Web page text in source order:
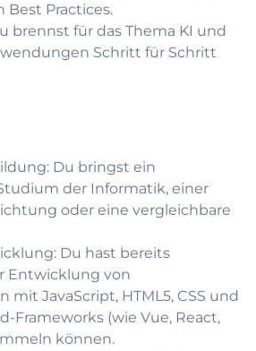
Best Practices.
brennst für das Thema KI und
Schritt für Schritt
Du bringst ein
der Informatik, einer
oder eine vergleichbare
Du hast bereits
Entwicklung von
JavaScript, HTML5, CSS und
Frameworks (wie Vue, React,
können.